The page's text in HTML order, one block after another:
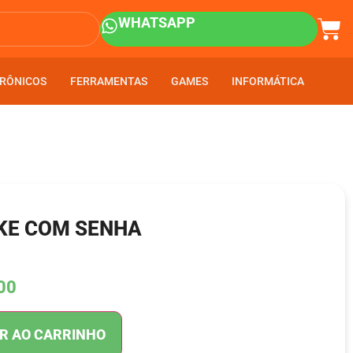
WHATSAPP
FERRAMENTAS GAMES INFORMÁTICA
FERRAMENTAS GAMES INFORMÁTICA
COM SENHA
AO CARRINHO